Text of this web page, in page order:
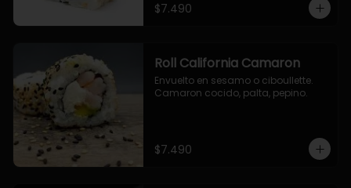
$7.490
Roll California Camaron
Envuelto en sesamo o ciboullette.
Camaron cocido, palta, pepino.
$7.490